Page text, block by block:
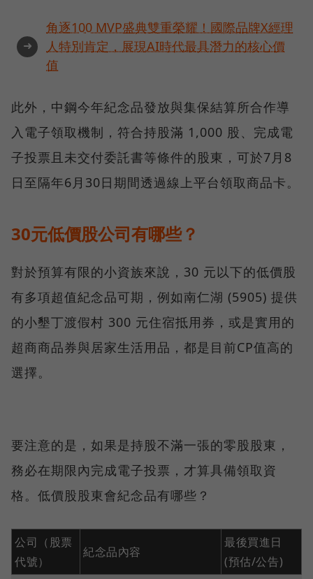
➜
角逐100 MVP盛典雙重榮耀！國際品牌X經理
人特別肯定，展現AI時代最具潛力的核心價
值
此外，中鋼今年紀念品發放與集保結算所合作導
入電子領取機制，符合持股滿 1,000 股、完成電
子投票且未交付委託書等條件的股東，可於7月8
日至隔年6月30日期間透過線上平台領取商品卡。
30元低價股公司有哪些？
對於預算有限的小資族來說，30 元以下的低價股
有多項超值紀念品可期，例如南仁湖 (5905) 提供
的小墾丁渡假村 300 元住宿抵用券，或是實用的
超商商品券與居家生活用品，都是目前CP值高的
選擇。
要注意的是，如果是持股不滿一張的零股股東，
務必在期限內完成電子投票，才算具備領取資
格。低價股股東會紀念品有哪些？
公司（股票
代號）
紀念品內容
最後買進日
(預估/公告)